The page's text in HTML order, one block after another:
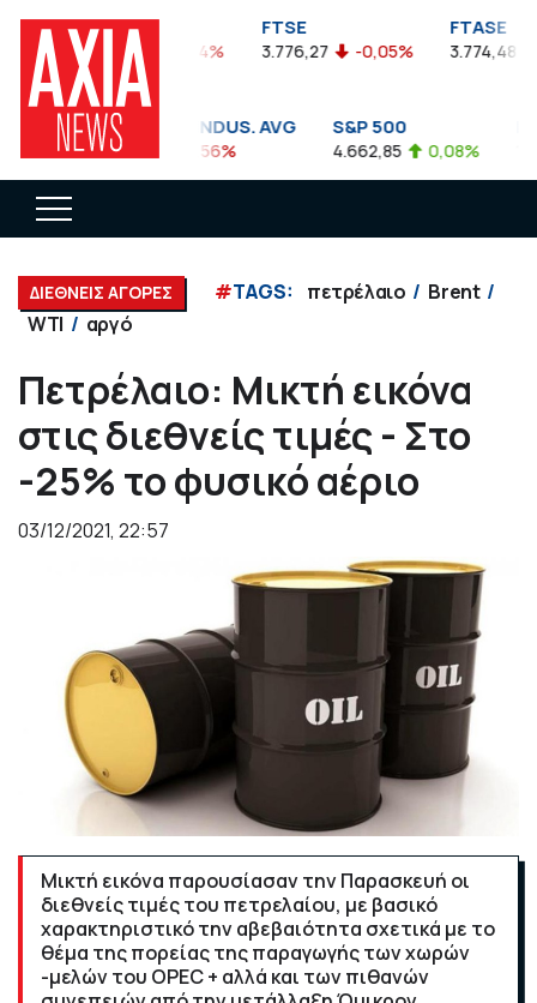
FTSEA
899,47 -0,04%
FTSE
3.776,27 -0,05%
FTASE
3.774,48
DOW JONES INDUS. AVG
35.911,81 -0,56%
S&P 500
4.662,85 0,08%
ΔΙΕΘΝΕΙΣ ΑΓΟΡΕΣ #TAGS: πετρέλαιο
Brent
WTI
αργό
Πετρέλαιο: Μικτή εικόνα
στις διεθνείς τιμές - Στο
-25% το φυσικό αέριο
03/12/2021, 22:57
Μικτή εικόνα παρουσίασαν την Παρασκευή οι
διεθνείς τιμές του πετρελαίου, με βασικό
χαρακτηριστικό την αβεβαιότητα σχετικά με το
θέμα της πορείας της παραγωγής των χωρών
-μελών του OPEC + αλλά και των πιθανών